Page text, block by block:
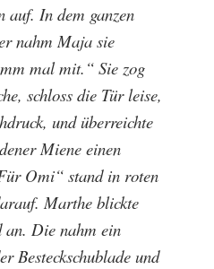
auf. In dem ganzen
nahm Maja sie
mal mit.“ Sie zog
schloss die Tür leise,
und überreichte
Miene einen
Omi“ stand in roten
Marthe blickte
Die nahm ein
Besteckschublade und